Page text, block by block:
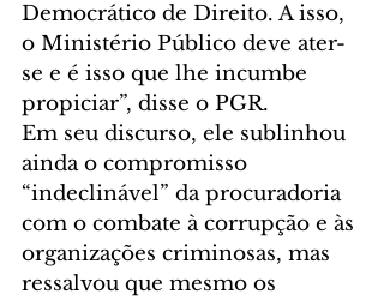
Democrático de Direito. A isso,
o Ministério Público deve ater-
se e é isso que lhe incumbe
propiciar”, disse o PGR.
Em seu discurso, ele sublinhou
ainda o compromisso
“indeclinável” da procuradoria
com o combate à corrupção e às
organizações criminosas, mas
ressalvou que mesmo os